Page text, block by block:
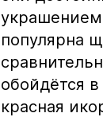
украшением
популярна
обойдётся
красная